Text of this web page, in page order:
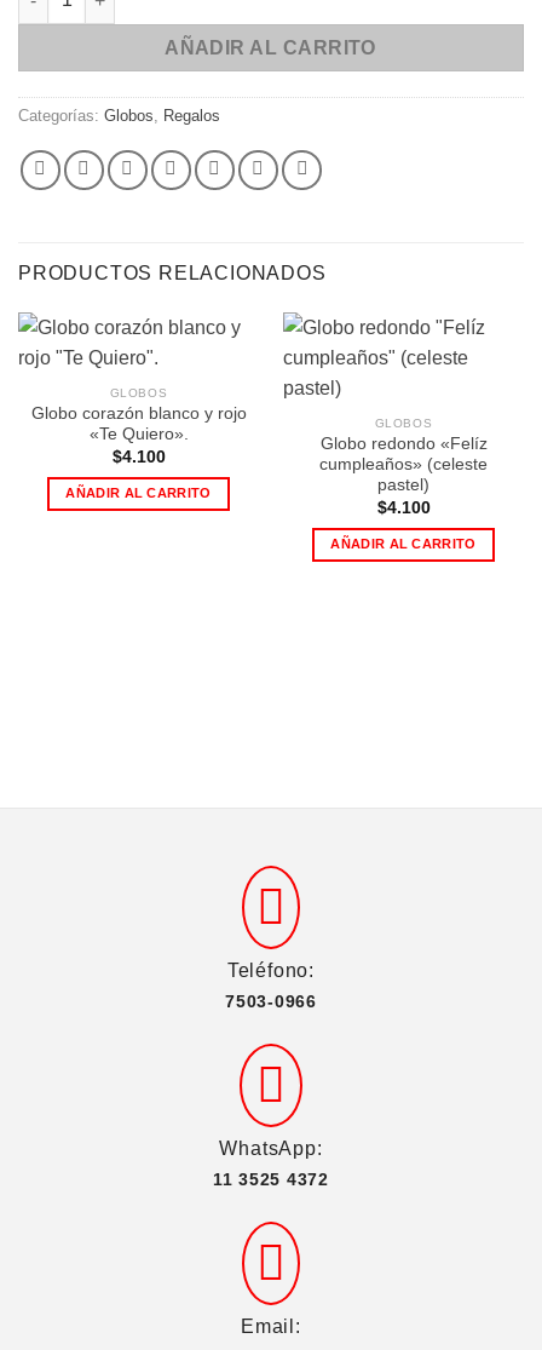
AÑADIR AL CARRITO
Categorías: Globos, Regalos
PRODUCTOS RELACIONADOS
GLOBOS
Globo corazón blanco y rojo
«Te Quiero».
$4.100
AÑADIR AL CARRITO
GLOBOS
Globo redondo «Felíz
cumpleaños» (celeste
pastel)
$4.100
AÑADIR AL CARRITO
Teléfono:
7503-0966
WhatsApp:
11 3525 4372
Email: